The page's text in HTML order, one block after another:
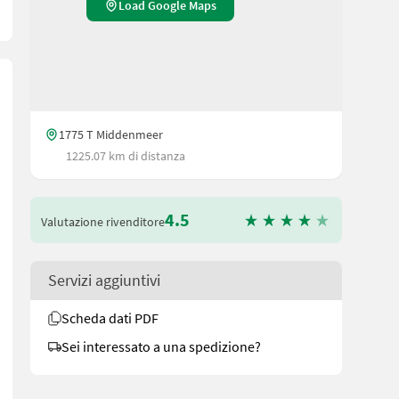
Load Google Maps
1775 T Middenmeer
1225.07 km di distanza
Valutazione rivenditore4.5
Servizi aggiuntivi
Scheda dati PDF
Sei interessato a una spedizione?